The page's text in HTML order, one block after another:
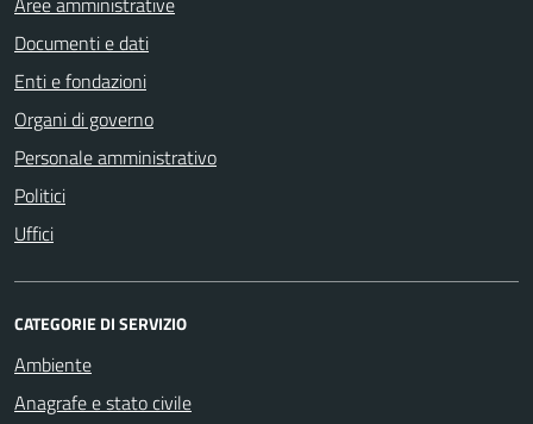
Documenti e dati
Enti e fondazioni
Organi di governo
Personale amministrativo
Politici
Uffici
CATEGORIE DI SERVIZIO
Ambiente
Anagrafe e stato civile